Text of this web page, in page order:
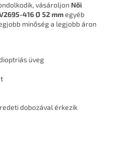
vásároljon Női
416 Ø 52 mmegyéb
minőség a legjobb áron
üveg
dobozával érkezik